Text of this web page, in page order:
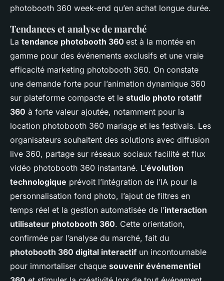
photobooth 360 week-end qu’en achat longue durée.
Tendances et analyse de marché
La tendance photobooth 360 est à la montée en
gamme pour des événements exclusifs et une vraie
efficacité marketing photobooth 360. On constate
une demande forte pour l’animation dynamique 360
sur plateforme compacte et le studio photo rotatif
360 à forte valeur ajoutée, notamment pour la
location photobooth 360 mariage et les festivals. Les
organisateurs souhaitent des solutions avec diffusion
live 360, partage sur réseaux sociaux facilité et flux
vidéo photobooth 360 instantané. L’évolution
technologique prévoit l’intégration de l’IA pour la
personnalisation fond photo, l’ajout de filtres en
temps réel et la gestion automatisée de l’interaction
utilisateur photobooth 360. Cette orientation,
confirmée par l’analyse du marché, fait du
photobooth 360 digital interactif un incontournable
pour immortaliser chaque souvenir événementiel